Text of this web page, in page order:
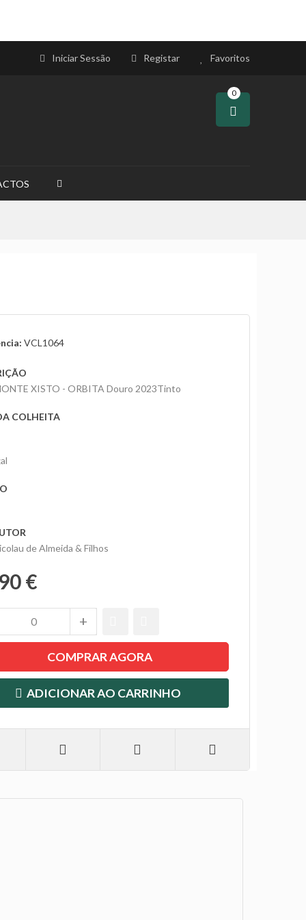
Favoritos
Registar
Iniciar Sessão
0
VCL1064
XISTO - ORBITA Douro 2023Tinto
COLHEITA
de Almeida & Filhos
€
COMPRAR AGORA
ADICIONAR AO CARRINHO